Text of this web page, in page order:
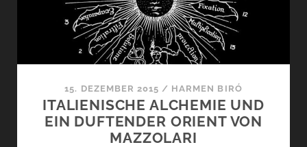
15. DEZEMBER 2015 / HARMEN BIRÓ
ITALIENISCHE ALCHEMIE UND
EIN DUFTENDER ORIENT VON
MAZZOLARI